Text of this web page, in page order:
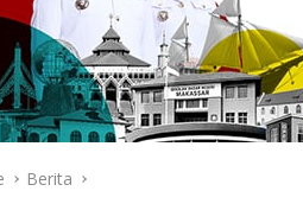
Berita